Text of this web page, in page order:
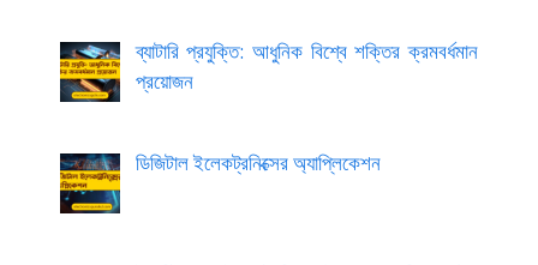
ব্যাটারি প্রযুক্তি: আধুনিক বিশ্বে শক্তির ক্রমবর্ধমান
প্রয়োজন
ডিজিটাল ইলেকট্রনিক্সের অ্যাপ্লিকেশন